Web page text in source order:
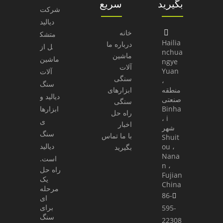
شرکت
دیالید
متشک
ل از
ماشین
آلات
سنگ
دیالید و
ابزارها
ی
سنگ
دیالید
است.
راه حل
یک
مرحله
ای
برای
سنگ
سریع
خانه
درباره ما
ماشین
آلات
سنگی
ابزارهای
سنگی
راه حل
اخبار
با ما تماس
بگیرید
بگیرید

Hailia
nchua
ngye
Yuan
،
منطقه
صنعتی
Binha
i ،
شهر
Shuit
ou ،
Nana
n ،
Fujian
China

86-
595-
22308